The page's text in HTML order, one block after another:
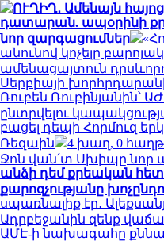
ՈՒՂԻՂ․ Ամենայն
դատարան. ապօրինի
նոր զարգացումներ
անունով կոչելը
ամենացայտուն
Սերբիայի
Ռուբեն
ընտրվելու
բացել դեպի Հորմուզ
Ռեզաին
4 խաղ, 0
Ջոն վան՛տ Սխիպը նոր
անձի դեմ քրեական
քարոզչությանը
սպառնալիք էր․
Ադրբեջանին զենք
ԱՄԷ-ի նախագահը